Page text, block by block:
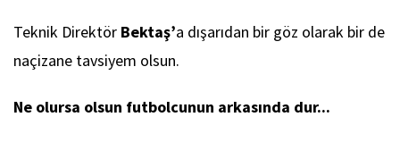
Teknik Direktör Bektaş’a dışarıdan bir göz olarak bir de
naçizane tavsiyem olsun.
Ne olursa olsun futbolcunun arkasında dur...